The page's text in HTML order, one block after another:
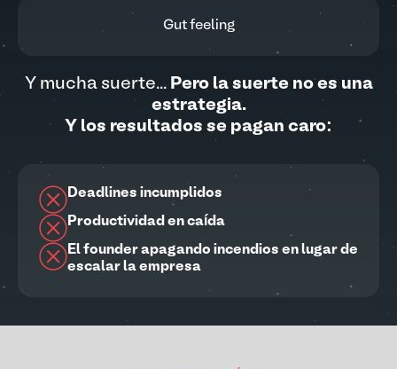
Gut feeling
Y mucha suerte... Pero la suerte no es una
estrategia.
Y los resultados se pagan caro:
Deadlines incumplidos
Productividad en caída
El founder apagando incendios en lugar de
escalar la empresa